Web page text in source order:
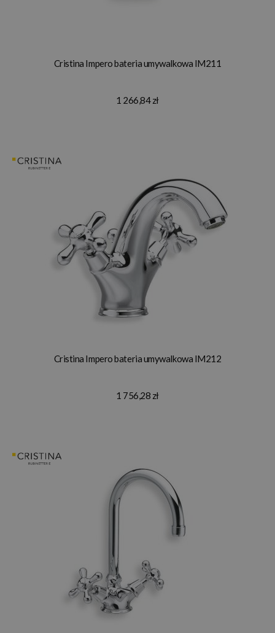
Cristina Impero bateria umywalkowa IM211
1 266,84 zł
Cristina Impero bateria umywalkowa IM212
1 756,28 zł